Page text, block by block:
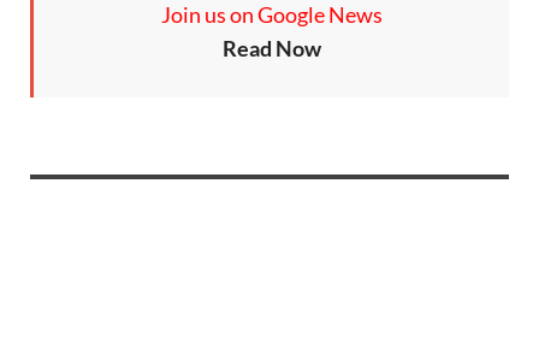
Join us on Google News
Read Now